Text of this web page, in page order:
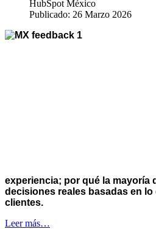
HubSpot México
Publicado: 26 Marzo 2026
experiencia; por qué la mayoría
decisiones reales basadas en
clientes.
Leer más…